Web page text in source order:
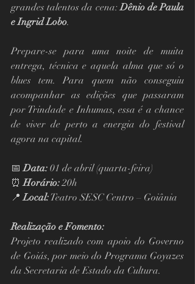
grandes talentos da cena: Dênio de Paula
e Ingrid Lobo.
Prepare-se para uma noite de muita
entrega, técnica e aquela alma que só o
blues tem. Para quem não conseguiu
acompanhar as edições que passaram
por Trindade e Inhumas, essa é a chance
de viver de perto a energia do festival
agora na capital.
📅 Data: 01 de abril (quarta-feira)
⏰ Horário: 20h
📍 Local: Teatro SESC Centro – Goiânia
Realização e Fomento:
Projeto realizado com apoio do Governo
de Goiás, por meio do Programa Goyazes
da Secretaria de Estado da Cultura.